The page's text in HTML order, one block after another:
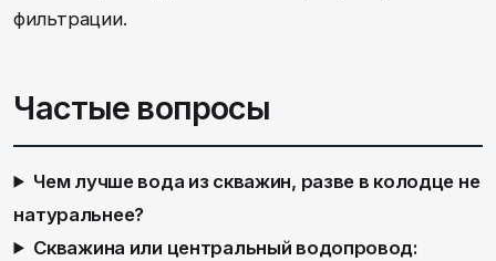
фильтрации.
Частые вопросы
Чем лучше вода из скважин, разве в колодце не
натуральнее?
Скважина или центральный водопровод: